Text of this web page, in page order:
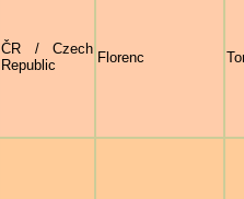
ČR / Czech
Republic
Florenc